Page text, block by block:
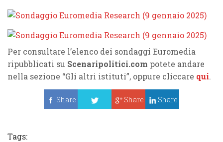
Per consultare l’elenco dei sondaggi Euromedia
ripubblicati su Scenaripolitici.com potete andare
nella sezione “Gli altri istituti”, oppure cliccare qui.
Share
Share Share
Tags: